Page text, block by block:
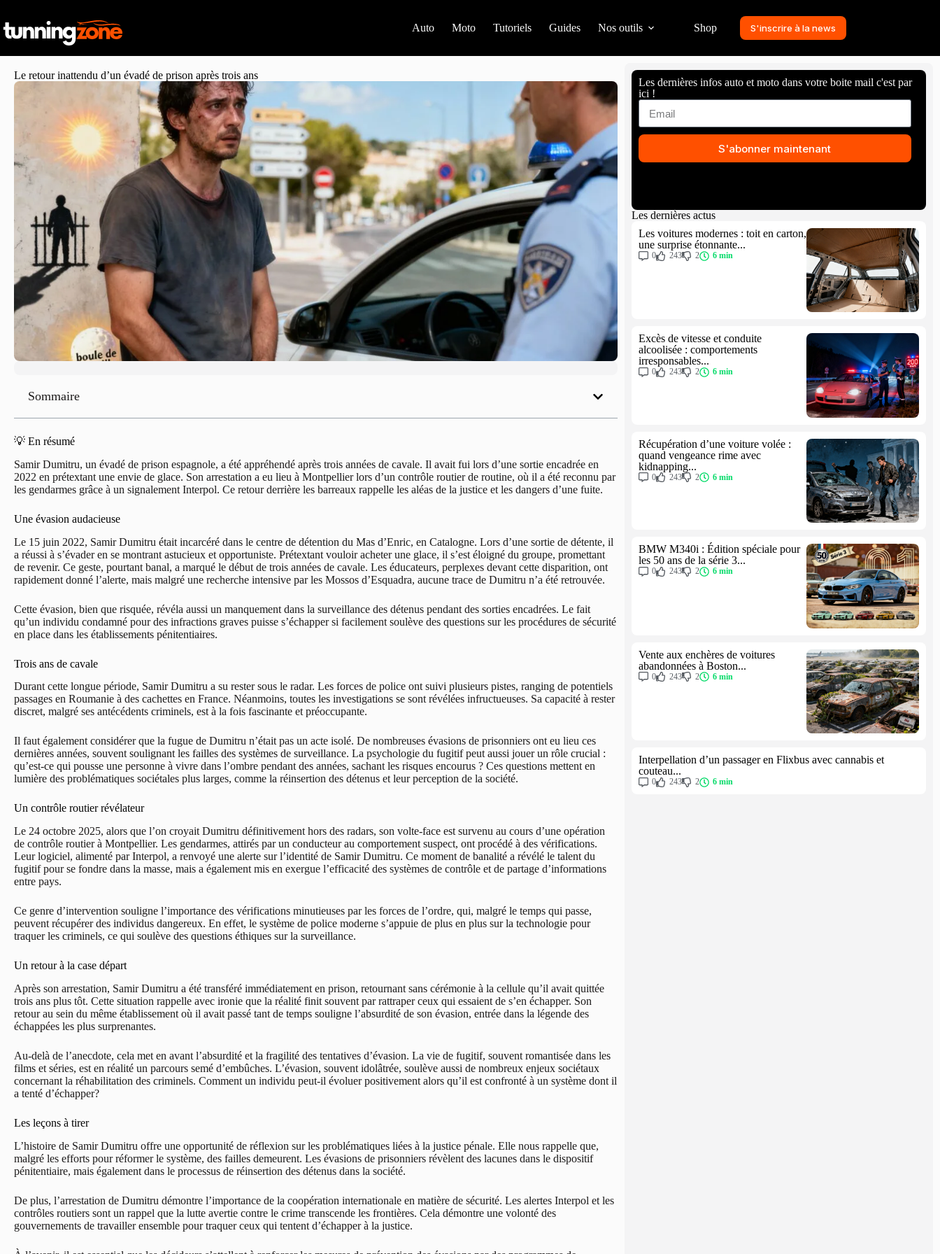
Auto Moto Tutoriels Guides Nos outils Shop S'inscrire à la news
Le retour inattendu d’un évadé de prison après trois ans
Sommaire
💡 En résumé
Samir Dumitru, un évadé de prison espagnole, a été appréhendé après trois années de cavale. Il avait fui lors d’une sortie encadrée en
2022 en prétextant une envie de glace. Son arrestation a eu lieu à Montpellier lors d’un contrôle routier de routine, où il a été reconnu par
les gendarmes grâce à un signalement Interpol. Ce retour derrière les barreaux rappelle les aléas de la justice et les dangers d’une fuite.
Une évasion audacieuse
Le 15 juin 2022, Samir Dumitru était incarcéré dans le centre de détention du Mas d’Enric, en Catalogne. Lors d’une sortie de détente, il
a réussi à s’évader en se montrant astucieux et opportuniste. Prétextant vouloir acheter une glace, il s’est éloigné du groupe, promettant
de revenir. Ce geste, pourtant banal, a marqué le début de trois années de cavale. Les éducateurs, perplexes devant cette disparition, ont
rapidement donné l’alerte, mais malgré une recherche intensive par les Mossos d’Esquadra, aucune trace de Dumitru n’a été retrouvée.
Cette évasion, bien que risquée, révéla aussi un manquement dans la surveillance des détenus pendant des sorties encadrées. Le fait
qu’un individu condamné pour des infractions graves puisse s’échapper si facilement soulève des questions sur les procédures de sécurité
en place dans les établissements pénitentiaires.
Trois ans de cavale
Durant cette longue période, Samir Dumitru a su rester sous le radar. Les forces de police ont suivi plusieurs pistes, ranging de potentiels
passages en Roumanie à des cachettes en France. Néanmoins, toutes les investigations se sont révélées infructueuses. Sa capacité à rester
discret, malgré ses antécédents criminels, est à la fois fascinante et préoccupante.
Il faut également considérer que la fugue de Dumitru n’était pas un acte isolé. De nombreuses évasions de prisonniers ont eu lieu ces
dernières années, souvent soulignant les failles des systèmes de surveillance. La psychologie du fugitif peut aussi jouer un rôle crucial :
qu’est-ce qui pousse une personne à vivre dans l’ombre pendant des années, sachant les risques encourus ? Ces questions mettent en
lumière des problématiques sociétales plus larges, comme la réinsertion des détenus et leur perception de la société.
Un contrôle routier révélateur
Le 24 octobre 2025, alors que l’on croyait Dumitru définitivement hors des radars, son volte-face est survenu au cours d’une opération
de contrôle routier à Montpellier. Les gendarmes, attirés par un conducteur au comportement suspect, ont procédé à des vérifications.
Leur logiciel, alimenté par Interpol, a renvoyé une alerte sur l’identité de Samir Dumitru. Ce moment de banalité a révélé le talent du
fugitif pour se fondre dans la masse, mais a également mis en exergue l’efficacité des systèmes de contrôle et de partage d’informations
entre pays.
Ce genre d’intervention souligne l’importance des vérifications minutieuses par les forces de l’ordre, qui, malgré le temps qui passe,
peuvent récupérer des individus dangereux. En effet, le système de police moderne s’appuie de plus en plus sur la technologie pour
traquer les criminels, ce qui soulève des questions éthiques sur la surveillance.
Un retour à la case départ
Après son arrestation, Samir Dumitru a été transféré immédiatement en prison, retournant sans cérémonie à la cellule qu’il avait quittée
trois ans plus tôt. Cette situation rappelle avec ironie que la réalité finit souvent par rattraper ceux qui essaient de s’en échapper. Son
retour au sein du même établissement où il avait passé tant de temps souligne l’absurdité de son évasion, entrée dans la légende des
échappées les plus surprenantes.
Au-delà de l’anecdote, cela met en avant l’absurdité et la fragilité des tentatives d’évasion. La vie de fugitif, souvent romantisée dans les
films et séries, est en réalité un parcours semé d’embûches. L’évasion, souvent idolâtrée, soulève aussi de nombreux enjeux sociétaux
concernant la réhabilitation des criminels. Comment un individu peut-il évoluer positivement alors qu’il est confronté à un système dont il
a tenté d’échapper?
Les leçons à tirer
L’histoire de Samir Dumitru offre une opportunité de réflexion sur les problématiques liées à la justice pénale. Elle nous rappelle que,
malgré les efforts pour réformer le système, des failles demeurent. Les évasions de prisonniers révèlent des lacunes dans le dispositif
pénitentiaire, mais également dans le processus de réinsertion des détenus dans la société.
De plus, l’arrestation de Dumitru démontre l’importance de la coopération internationale en matière de sécurité. Les alertes Interpol et les
contrôles routiers sont un rappel que la lutte avertie contre le crime transcende les frontières. Cela démontre une volonté des
gouvernements de travailler ensemble pour traquer ceux qui tentent d’échapper à la justice.
Les dernières infos auto et moto dans votre boite mail c'est par
ici !
S'abonner maintenant
Les dernières actus
Les voitures modernes : toit en carton,
une surprise étonnante...
0 243 2 6 min
Excès de vitesse et conduite
alcoolisée : comportements
irresponsables...
0 243 2 6 min
Récupération d’une voiture volée :
quand vengeance rime avec
kidnapping...
0 243 2 6 min
BMW M340i : Édition spéciale pour
les 50 ans de la série 3...
0 243 2 6 min
Vente aux enchères de voitures
abandonnées à Boston...
0 243 2 6 min
Interpellation d’un passager en Flixbus avec cannabis et
couteau...
0 243 2 6 min